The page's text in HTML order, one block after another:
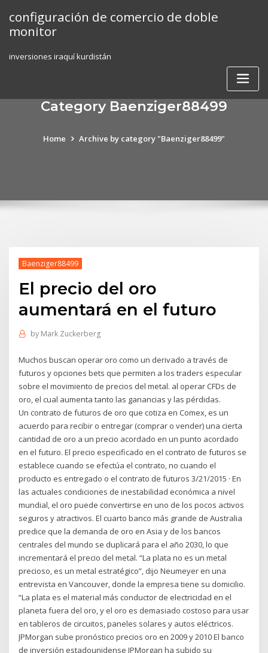
content
configuración de comercio de doble
monitor
inversiones iraquí kurdistán
Category Baenziger88499
Home Archive by category "Baenziger88499"
Baenziger88499
El precio del oro
aumentará en el futuro
by Mark Zuckerberg
Muchos buscan operar oro como un derivado a través de
futuros y opciones bets que permiten a los traders especular
sobre el movimiento de precios del metal. al operar CFDs de
oro, el cual aumenta tanto las ganancias y las pérdidas.
Un contrato de futuros de oro que cotiza en Comex, es un
acuerdo para recibir o entregar (comprar o vender) una cierta
cantidad de oro a un precio acordado en un punto acordado
en el futuro. El precio especificado en el contrato de futuros se
establece cuando se efectúa el contrato, no cuando el
producto es entregado o el contrato de futuros 3/21/2015 · En
las actuales condiciones de inestabilidad económica a nivel
mundial, el oro puede convertirse en uno de los pocos activos
seguros y atractivos. El cuarto banco más grande de Australia
predice que la demanda de oro en Asia y de los bancos
centrales del mundo se duplicará para el año 2030, lo que
incrementará el precio del metal. “La plata no es un metal
precioso, es un metal estratégico”, dijo Neumeyer en una
entrevista en Vancouver, donde la empresa tiene su domicilio.
“La plata es el material más conductor de electricidad en el
planeta fuera del oro, y el oro es demasiado costoso para usar
en tableros de circuitos, paneles solares y autos eléctricos.
JPMorgan sube pronóstico precios oro en 2009 y 2010 El banco
de inversión estadounidense JPMorgan ha subido su